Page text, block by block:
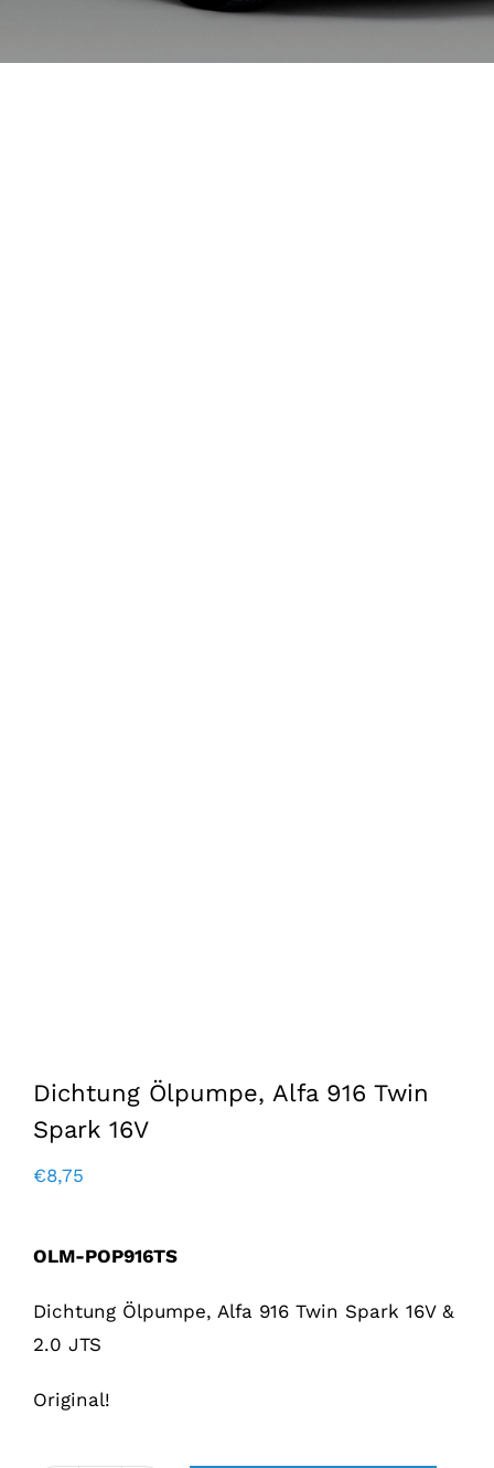
Dichtung Ölpumpe, Alfa 916 Twin
Spark 16V
€8,75
OLM-POP916TS
Dichtung Ölpumpe, Alfa 916 Twin Spark 16V &
2.0 JTS
Original!